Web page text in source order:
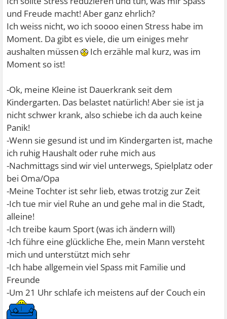
und Freude macht! Aber ganz ehrlich?
Ich weiss nicht, wo ich soooo einen Stress habe im
Moment. Da gibt es viele, die um einiges mehr
aushalten müssen
Ich erzähle mal kurz, was im
Moment so ist!
-Ok, meine Kleine ist Dauerkrank seit dem
Kindergarten. Das belastet natürlich! Aber sie ist ja
nicht schwer krank, also schiebe ich da auch keine
Panik!
-Wenn sie gesund ist und im Kindergarten ist, mache
ich ruhig Haushalt oder ruhe mich aus
-Nachmittags sind wir viel unterwegs, Spielplatz oder
bei Oma/Opa
-Meine Tochter ist sehr lieb, etwas trotzig zur Zeit
-Ich tue mir viel Ruhe an und gehe mal in die Stadt,
alleine!
-Ich treibe kaum Sport (was ich ändern will)
-Ich führe eine glückliche Ehe, mein Mann versteht
mich und unterstützt mich sehr
-Ich habe allgemein viel Spass mit Familie und
Freunde
-Um 21 Uhr schlafe ich meistens auf der Couch ein